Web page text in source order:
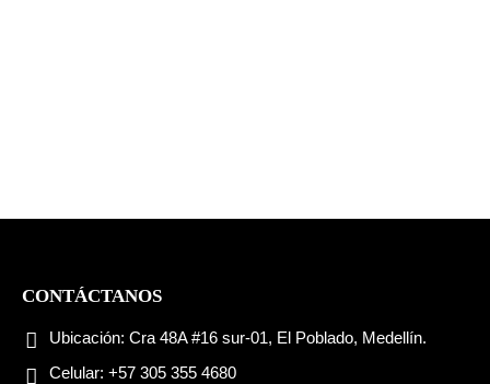
CONTÁCTANOS
Ubicación: Cra 48A #16 sur-01, El Poblado, Medellín.
Celular: +57 305 355 4680